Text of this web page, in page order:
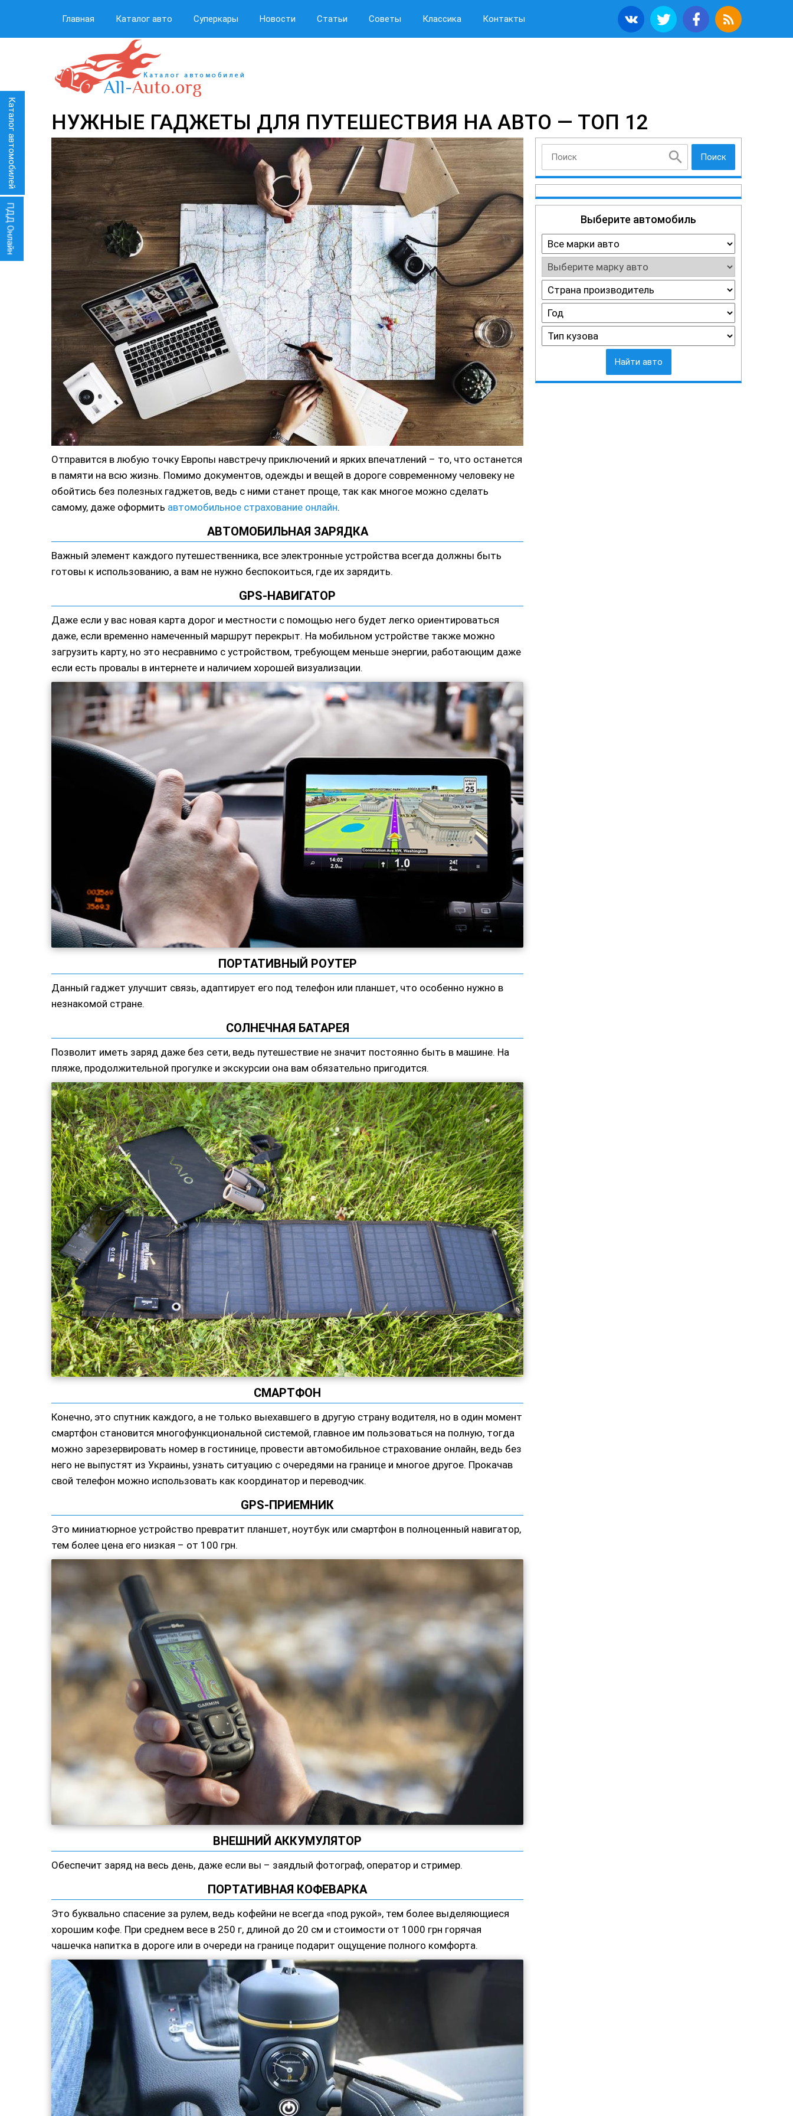
Главная Каталог авто Суперкары Новости Статьи Советы Классика Контакты
НУЖНЫЕ ГАДЖЕТЫ ДЛЯ ПУТЕШЕСТВИЯ НА АВТО — ТОП 12
Поиск
Выберите автомобиль
Найти авто
Отправится в любую точку Европы навстречу приключений и ярких впечатлений – то, что останется
в памяти на всю жизнь. Помимо документов, одежды и вещей в дороге современному человеку не
обойтись без полезных гаджетов, ведь с ними станет проще, так как многое можно сделать
самому, даже оформить автомобильное страхование онлайн.
АВТОМОБИЛЬНАЯ ЗАРЯДКА
Важный элемент каждого путешественника, все электронные устройства всегда должны быть
готовы к использованию, а вам не нужно беспокоиться, где их зарядить.
GPS-НАВИГАТОР
Даже если у вас новая карта дорог и местности с помощью него будет легко ориентироваться
даже, если временно намеченный маршрут перекрыт. На мобильном устройстве также можно
загрузить карту, но это несравнимо с устройством, требующем меньше энергии, работающим даже
если есть провалы в интернете и наличием хорошей визуализации.
ПОРТАТИВНЫЙ РОУТЕР
Данный гаджет улучшит связь, адаптирует его под телефон или планшет, что особенно нужно в
незнакомой стране.
СОЛНЕЧНАЯ БАТАРЕЯ
Позволит иметь заряд даже без сети, ведь путешествие не значит постоянно быть в машине. На
пляже, продолжительной прогулке и экскурсии она вам обязательно пригодится.
СМАРТФОН
Конечно, это спутник каждого, а не только выехавшего в другую страну водителя, но в один момент
смартфон становится многофункциональной системой, главное им пользоваться на полную, тогда
можно зарезервировать номер в гостинице, провести автомобильное страхование онлайн, ведь без
него не выпустят из Украины, узнать ситуацию с очередями на границе и многое другое. Прокачав
свой телефон можно использовать как координатор и переводчик.
GPS-ПРИЕМНИК
Это миниатюрное устройство превратит планшет, ноутбук или смартфон в полноценный навигатор,
тем более цена его низкая – от 100 грн.
ВНЕШНИЙ АККУМУЛЯТОР
Обеспечит заряд на весь день, даже если вы – заядлый фотограф, оператор и стример.
ПОРТАТИВНАЯ КОФЕВАРКА
Это буквально спасение за рулем, ведь кофейни не всегда «под рукой», тем более выделяющиеся
хорошим кофе. При среднем весе в 250 г, длиной до 20 см и стоимости от 1000 грн горячая
чашечка напитка в дороге или в очереди на границе подарит ощущение полного комфорта.
Каталог автомобилей
ПДД Онлайн